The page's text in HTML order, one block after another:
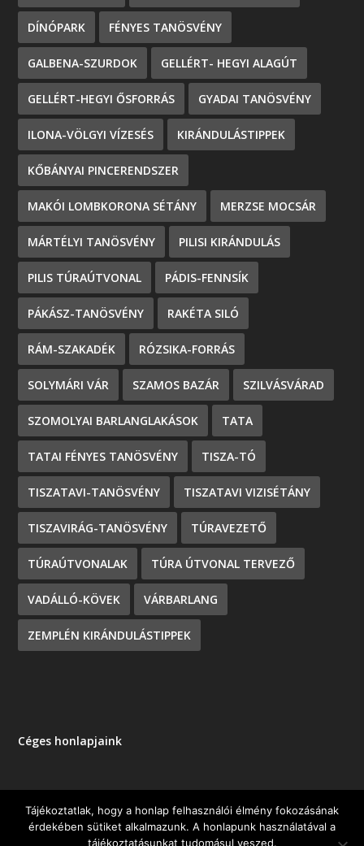
DÍNÓPARK FÉNYES TANÖSVÉNY
GALBENA-SZURDOK GELLÉRT- HEGYI ALAGÚT
GELLÉRT-HEGYI ŐSFORRÁS GYADAI TANÖSVÉNY
ILONA-VÖLGYI VÍZESÉS KIRÁNDULÁSTIPPEK
KŐBÁNYAI PINCERENDSZER
MAKÓI LOMBKORONA SÉTÁNY MERZSE MOCSÁR
MÁRTÉLYI TANÖSVÉNY PILISI KIRÁNDULÁS
PILIS TÚRAÚTVONAL PÁDIS-FENNSÍK
PÁKÁSZ-TANÖSVÉNY RAKÉTA SILÓ
RÁM-SZAKADÉK RÓZSIKA-FORRÁS
SOLYMÁRI VÁR SZAMOS BAZÁR SZILVÁSVÁRAD
SZOMOLYAI BARLANGLAKÁSOK TATA
TATAI FÉNYES TANÖSVÉNY TISZA-TÓ
TISZATAVI-TANÖSVÉNY TISZATAVI VIZISÉTÁNY
TISZAVIRÁG-TANÖSVÉNY TÚRAVEZETŐ
TÚRAÚTVONALAK TÚRA ÚTVONAL TERVEZŐ
VADÁLLÓ-KÖVEK VÁRBARLANG
ZEMPLÉN KIRÁNDULÁSTIPPEK
Céges honlapjaink
Tervezte:Elegant Themes| Üzemeltető:WordPress
Tájékoztatlak, hogy a honlap felhasználói élmény fokozásának
érdekében sütiket alkalmazunk. A honlapunk használatával a
tájékoztatásunkat tudomásul veszed.